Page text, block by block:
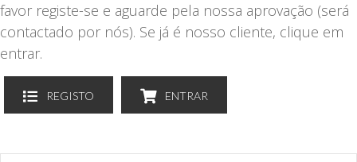
favor registe-se e aguarde pela nossa aprovação (será
contactado por nós). Se já é nosso cliente, clique em
entrar.
REGISTO ENTRAR